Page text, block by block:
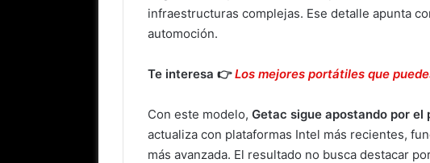
infraestructuras complejas. Ese detalle apunta
automoción.
Te interesa 👉Los mejores portátiles que
Con este modelo, Getac sigue apostando por
actualiza con plataformas Intel más recientes,
más avanzada. El resultado no busca destacar